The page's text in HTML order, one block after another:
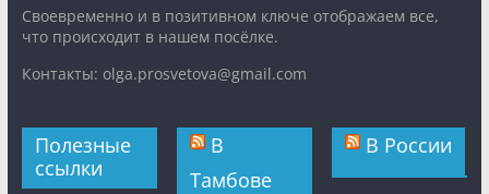
Cвоевременно и в позитивном ключе отображаем все,
что происходит в нашем посёлке.
Контакты: olga.prosvetova@gmail.com
Полезные
ссылки
В
Тамбове
В России